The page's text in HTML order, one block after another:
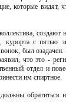
которые видят,
курорта с
был
что это -
отдел и
им спиртное.